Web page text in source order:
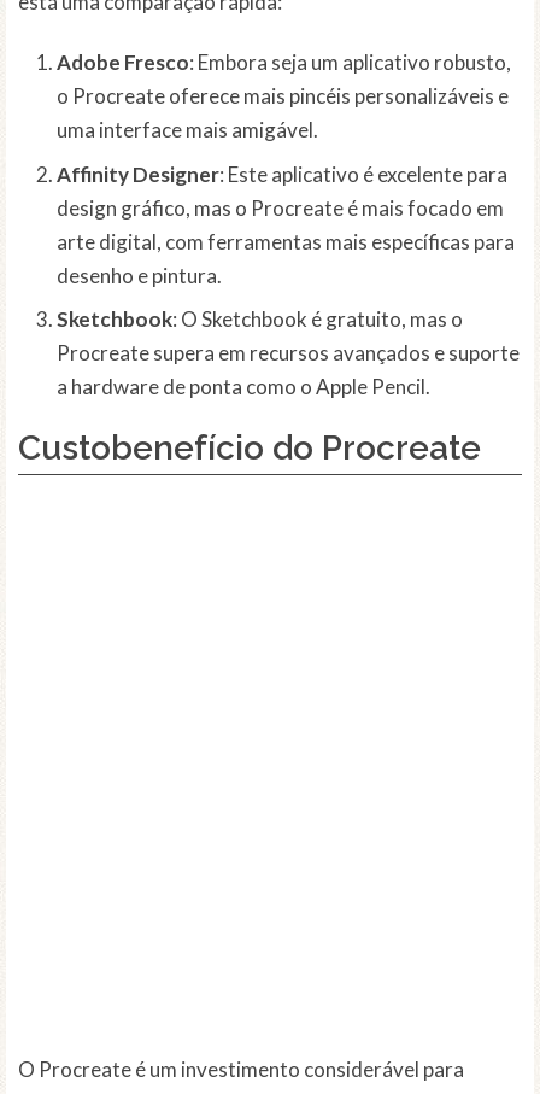
Adobe Fresco: Embora seja um aplicativo robusto,
o Procreate oferece mais pincéis personalizáveis e
uma interface mais amigável.
Affinity Designer: Este aplicativo é excelente para
design gráfico, mas o Procreate é mais focado em
arte digital, com ferramentas mais específicas para
desenho e pintura.
Sketchbook: O Sketchbook é gratuito, mas o
Procreate supera em recursos avançados e suporte
a hardware de ponta como o Apple Pencil.
Custobenefício do Procreate
O Procreate é um investimento considerável para